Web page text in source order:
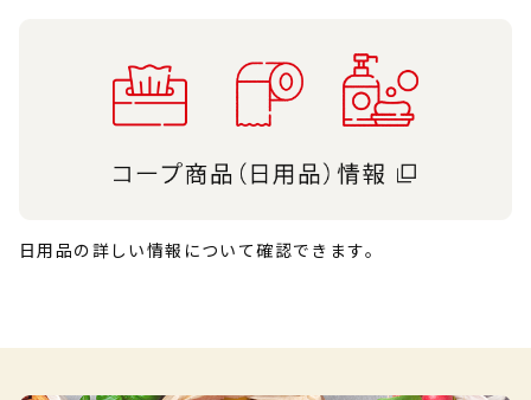
日用品の詳しい情報について確認できます。